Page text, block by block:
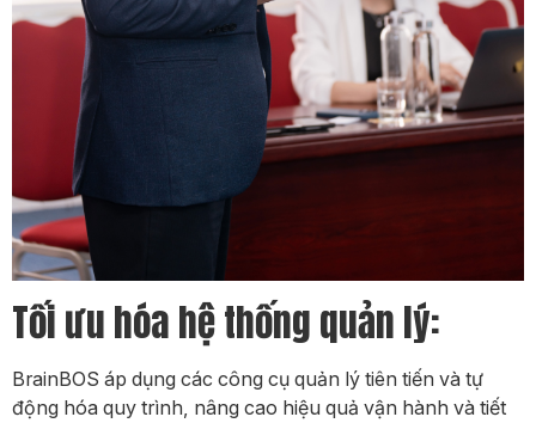
Tối ưu hóa hệ thống quản lý:
BrainBOS áp dụng các công cụ quản lý tiên tiến và tự
động hóa quy trình, nâng cao hiệu quả vận hành và tiết